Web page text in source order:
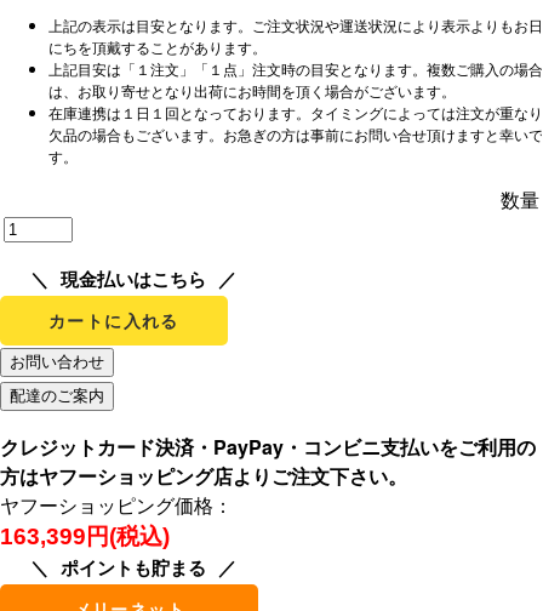
上記の表示は目安となります。ご注文状況や運送状況により表示よりもお日
にちを頂戴することがあります。
上記目安は「１注文」「１点」注文時の目安となります。複数ご購入の場合
は、お取り寄せとなり出荷にお時間を頂く場合がございます。
在庫連携は１日１回となっております。タイミングによっては注文が重なり
欠品の場合もございます。お急ぎの方は事前にお問い合せ頂けますと幸いで
す。
数量
現金払いはこちら
カートに入れる
クレジットカード決済・PayPay・コンビニ支払いをご利用の
方はヤフーショッピング店よりご注文下さい。
ヤフーショッピング価格：
163,399円(税込)
ポイントも貯まる